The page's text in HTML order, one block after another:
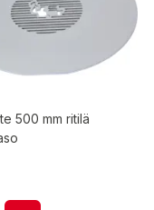
500 mm ritilä